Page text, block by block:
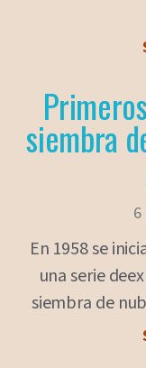
siembra
6
En 1958 se
una serie
siembra de